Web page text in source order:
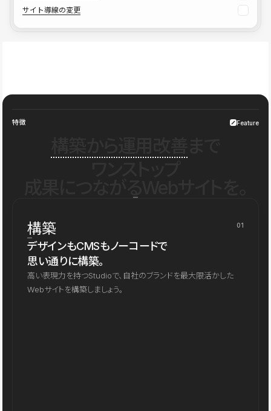
サイト導線の変更
特徴 Feature
構築 01
デザインもCMSもノーコードで
思い通りに構築。
高い表現力を持つStudioで、自社のブランドを最大限活かした
Webサイトを構築しましょう。